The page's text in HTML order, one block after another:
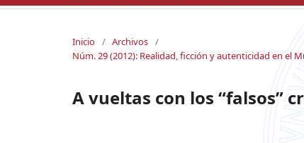
Inicio / Archivos /
Núm. 29 (2012): Realidad, ficción y autenticidad en el
A vueltas con los “falsos”